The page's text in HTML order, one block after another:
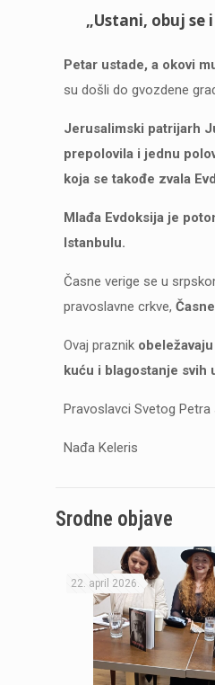
„Ustani, obuj se
Petar ustade, a okovi
su došli do gvozdene
Jerusalimski patrijarh
prepolovila i jednu
koja se takođe zvala
Mlađa Evdoksija je
Istanbulu.
Časne verige se u
pravoslavne crkve,
Ovaj praznik
kuću i blagostanje svih
Pravoslavci Svetog
Nađa Keleris
Srodne objave
22. april 2026.